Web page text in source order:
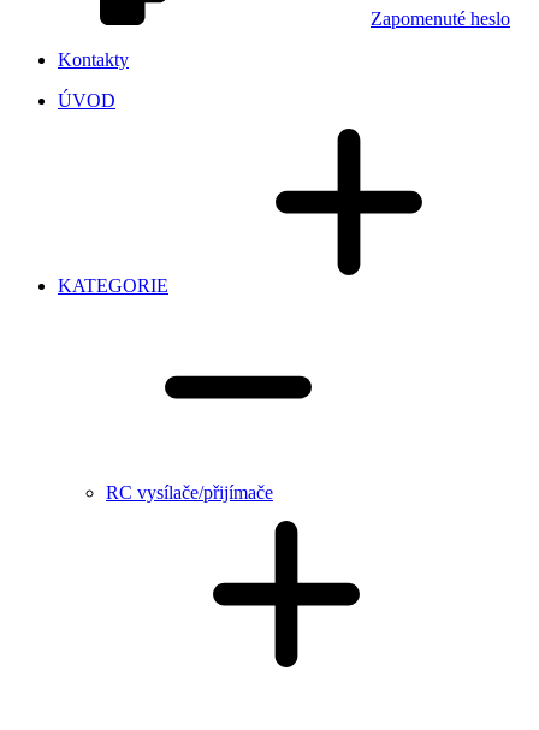
Zapomenuté heslo
Kontakty
ÚVOD
KATEGORIE
RC vysílače/přijímače